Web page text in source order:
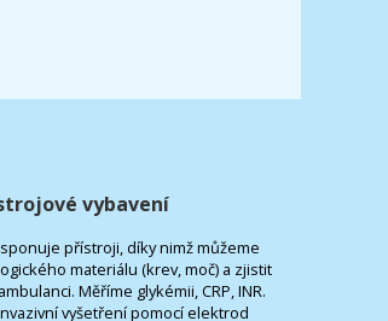
vybavení
přístroji, díky nimž můžeme
materiálu (krev, moč) a zjistit
Měříme glykémii, CRP, INR.
vyšetření pomocí elektrod